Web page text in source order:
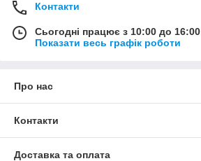
Контакти
Сьогодні працює з 10:00 до 16:00
Показати весь графік роботи
Про нас
Контакти
Доставка та оплата